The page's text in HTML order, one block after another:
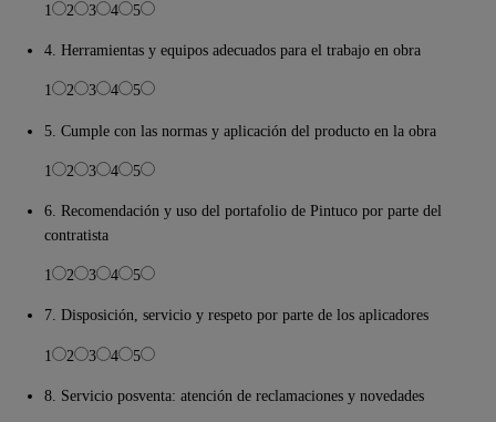
1 2 3 4 5
4. Herramientas y equipos adecuados para el trabajo en obra
1 2 3 4 5
5. Cumple con las normas y aplicación del producto en la obra
1 2 3 4 5
6. Recomendación y uso del portafolio de Pintuco por parte del
contratista
1 2 3 4 5
7. Disposición, servicio y respeto por parte de los aplicadores
1 2 3 4 5
8. Servicio posventa: atención de reclamaciones y novedades